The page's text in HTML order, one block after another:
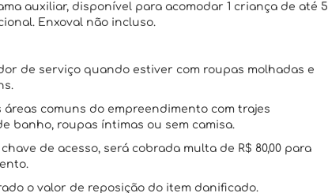
auxiliar, disponível para acomodar 1 criança de até 5
Enxoval não incluso.
de serviço quando estiver com roupas molhadas e
comuns do empreendimento com trajes
banho, roupas íntimas ou sem camisa.
de acesso, será cobrada multa de R$ 80,00 para
o valor de reposição do item danificado.